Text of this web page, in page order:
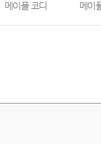
메이플 코디 메이